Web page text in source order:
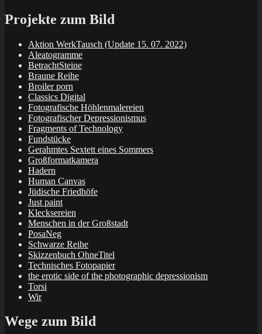
Projekte zum Bild
Aktion WerkTausch (Update 15. 07. 2022)
Aleatogramme
BetrachtSteine
Braune Reihe
Broiler porn
Classics Digital
Fotografische Höhlenmalereien
Fotografischer Depressionismus
Fragments of Technology
Fundstücke
Gerahmtes Sextett eines Sommers
Großformatkamera
Hadern
Human Canvas
Jüdische Friedhöfe
Just paint
Klecksereien
Menschen in der Großstadt
PosaNeg
Schwarze Reihe
Skizzenbuch OhneTitel
Technisches Fotopapier
the erotic side of the photographic depressionism
Torsi
Wir
Wege zum Bild